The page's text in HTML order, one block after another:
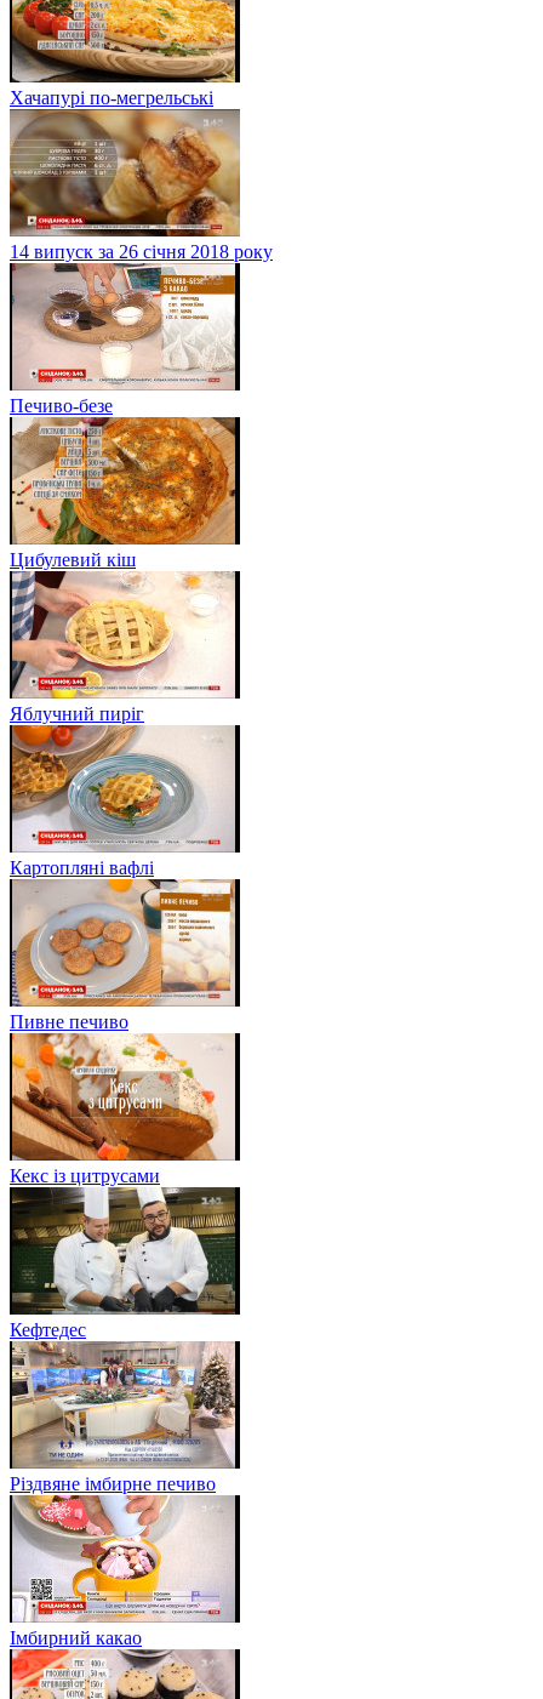
Хачапурі по-мегрельські
14 випуск за 26 січня 2018 року
Печиво-безе
Цибулевий кіш
Яблучний пиріг
Картопляні вафлі
Пивне печиво
Кекс із цитрусами
Кефтедес
Різдвяне імбирне печиво
Імбирний какао